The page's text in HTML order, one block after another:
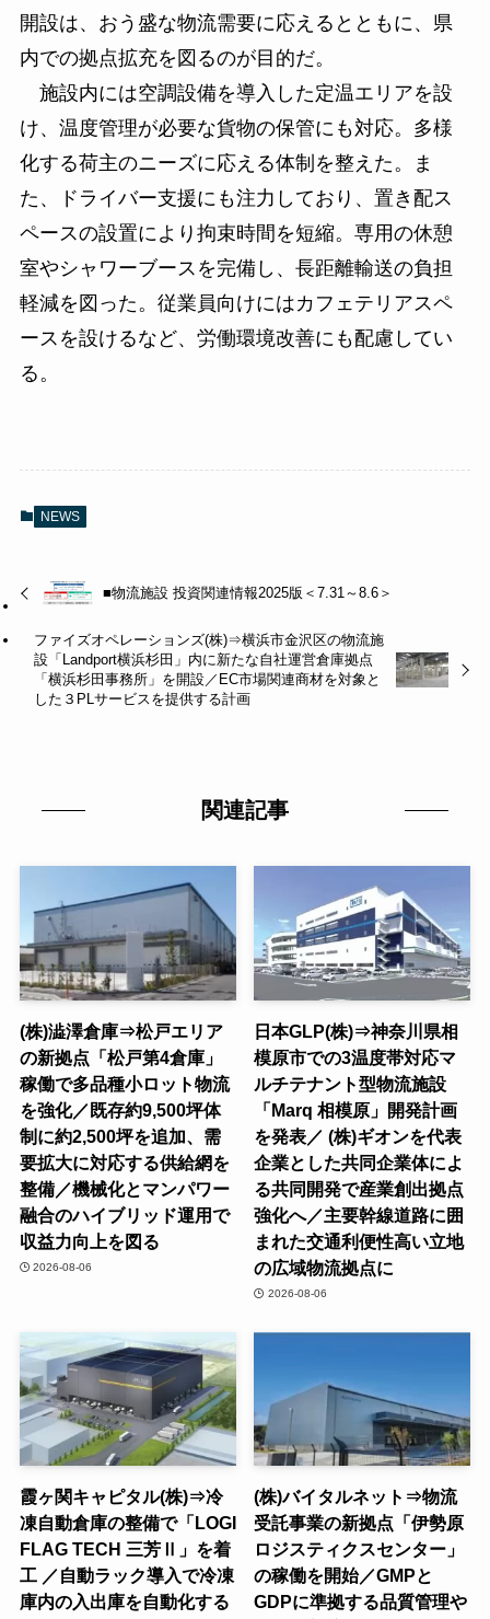
開設は、おう盛な物流需要に応えるとともに、県
内での拠点拡充を図るのが目的だ。
施設内には空調設備を導入した定温エリアを設
け、温度管理が必要な貨物の保管にも対応。多様
化する荷主のニーズに応える体制を整えた。ま
た、ドライバー支援にも注力しており、置き配ス
ペースの設置により拘束時間を短縮。専用の休憩
室やシャワーブースを完備し、長距離輸送の負担
軽減を図った。従業員向けにはカフェテリアスペ
ースを設けるなど、労働環境改善にも配慮してい
る。
NEWS
■物流施設 投資関連情報2025版＜7.31～8.6＞
ファイズオペレーションズ(株)⇒横浜市金沢区の物流施
設「Landport横浜杉田」内に新たな自社運営倉庫拠点
「横浜杉田事務所」を開設／EC市場関連商材を対象と
した３PLサービスを提供する計画
関連記事
(株)澁澤倉庫⇒松戸エリア
の新拠点「松戸第4倉庫」
稼働で多品種小ロット物流
を強化／既存約9,500坪体
制に約2,500坪を追加、需
要拡大に対応する供給網を
整備／機械化とマンパワー
融合のハイブリッド運用で
収益力向上を図る
2026-08-06
日本GLP(株)⇒神奈川県相
模原市での3温度帯対応マ
ルチテナント型物流施設
「Marq 相模原」開発計画
を発表／ (株)ギオンを代表
企業とした共同企業体によ
る共同開発で産業創出拠点
強化へ／主要幹線道路に囲
まれた交通利便性高い立地
の広域物流拠点に
2026-08-06
霞ヶ関キャピタル(株)⇒冷
凍自動倉庫の整備で「LOGI
FLAG TECH 三芳Ⅱ」を着
工 ／自動ラック導入で冷凍
庫内の入出庫を自動化する
(株)バイタルネット⇒物流
受託事業の新拠点「伊勢原
ロジスティクスセンター」
の稼働を開始／GMPと
GDPに準拠する品質管理や